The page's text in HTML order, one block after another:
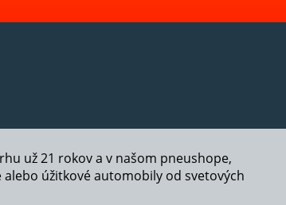
už 21 rokov a v našom pneushope,
alebo úžitkové automobily od svetových